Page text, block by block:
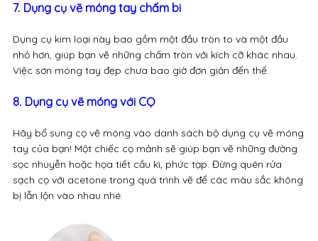
7. Dụng cụ vẽ móng tay chấm bi
Dụng cụ kim loại này bao gồm một đầu tròn to và một đầu
nhỏ hơn, giúp bạn vẽ những chấm tròn với kích cỡ khác nhau.
Việc sơn móng tay đẹp chưa bao giờ đơn giản đến thế.
8. Dụng cụ vẽ móng với CỌ
Hãy bổ sung cọ vẽ móng vào danh sách bộ dụng cụ vẽ móng
tay của bạn! Một chiếc cọ mảnh sẽ giúp bạn vẽ những đường
sọc nhuyễn hoặc họa tiết cầu kì, phức tạp. Đừng quên rửa
sạch cọ với acetone trong quá trình vẽ để các màu sắc không
bị lẫn lộn vào nhau nhé.